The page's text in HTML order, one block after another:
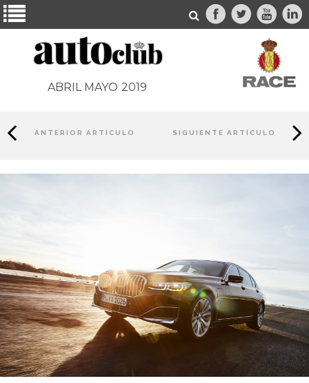
ABRIL MAYO 2019
ANTERIOR ARTÍCULO SIGUIENTE ARTÍCULO